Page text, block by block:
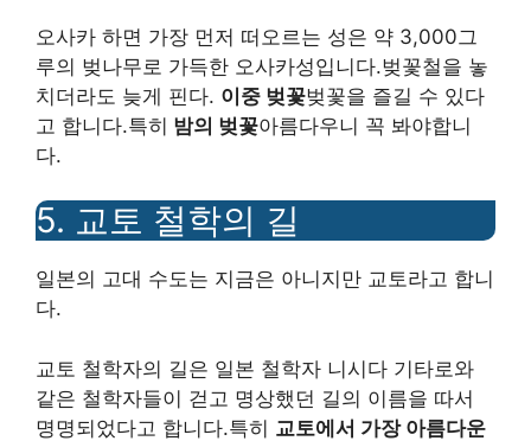
오사카 하면 가장 먼저 떠오르는 성은 약 3,000그
루의 벚나무로 가득한 오사카성입니다.벚꽃철을 놓
치더라도 늦게 핀다. 이중 벚꽃벚꽃을 즐길 수 있다
고 합니다.특히 밤의 벚꽃아름다우니 꼭 봐야합니
다.
5. 교토 철학의 길
일본의 고대 수도는 지금은 아니지만 교토라고 합니
다.
교토 철학자의 길은 일본 철학자 니시다 기타로와
같은 철학자들이 걷고 명상했던 길의 이름을 따서
명명되었다고 합니다.특히 교토에서 가장 아름다운